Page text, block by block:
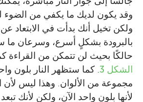
وقد يكون لديك ما يكفي من الضوء
ولكن تخيل أنك بدأت في الابتعاد
بالبرودة بشكلٍ أسرع، وسرعان ما
حالكًا بحيث لن تتمكن من القراءة
الشكل 3
. كما ستظهر النار بلون
مجموعة من الألوان. وهذا ليس لأن
لأنها بلون واحد الآن، ولكن لأنك